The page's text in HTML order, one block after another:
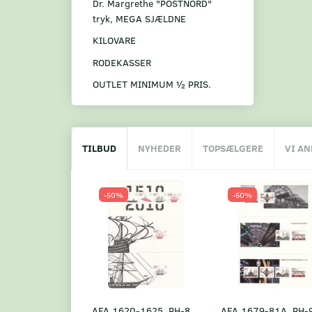
Dr. Margrethe "POSTNORD"
tryk, MEGA SJÆLDNE
KILOVARE
RODEKASSER
OUTLET MINIMUM ½ PRIS.
TILBUD NYHEDER TOPSÆLGERE VI
-50% -50%